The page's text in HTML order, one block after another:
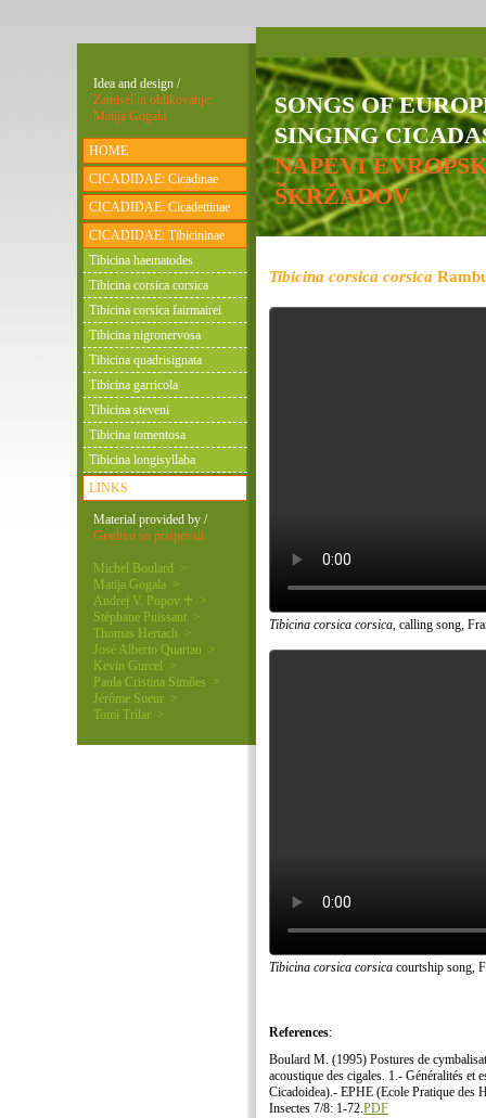
SONGS OF
SINGING
NAPEVI
ŠKRŽADOV
Tibicina corsica corsica
Tibicina corsica corsica, calling song,
Tibicina corsica corsica courtship song,
References:
Boulard M. (1995) Postures de
acoustique des cigales. 1.- Généralités et
Cicadoidea).- EPHE (Ecole Pratique des
Insectes 7/8: 1-72.PDF
Idea and design /
Zamisel in oblikovanje:
Matija Gogala
HOME
CICADIDAE: Cicadinae
CICADIDAE: Cicadettinae
CICADIDAE: Tibicininae
Tibicina haematodes
Tibicina corsica corsica
Tibicina corsica fairmairei
Tibicina nigronervosa
Tibicina quadrisignata
Tibicina garricola
Tibicina steveni
Tibicina tomentosa
Tibicina longisyllaba
LINKS
Material provided by /
Gradivo so prispevali:
Michel Boulard >
Matija Gogala >
Andrej V. Popov ♰ >
Stéphane Puissant >
Thomas Hertach >
José Alberto Quartau >
Kevin Gurcel >
Paula Cristina Simões >
Jérôme Sueur >
Tomi Trilar >